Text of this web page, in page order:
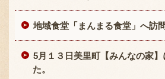
地域食堂「まんまる食堂」へ訪
5月１３日美里町【みんなの家
た。